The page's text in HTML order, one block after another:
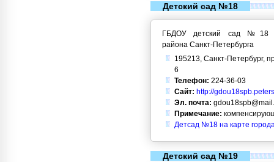
Детский сад №18
ГБДОУ детский сад №18
района Санкт-Петербурга
195213, Санкт-Петербург,
6
Телефон: 224-36-03
Сайт: http://
Эл. почта:
Примечание:
Детсад №18 на карте
Детский сад №19